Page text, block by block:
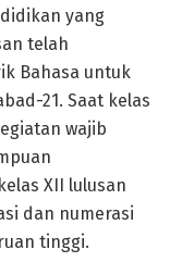
yang
telah
Bahasa untuk
21. Saat kelas
wajib
XII lulusan
dan numerasi
tinggi.